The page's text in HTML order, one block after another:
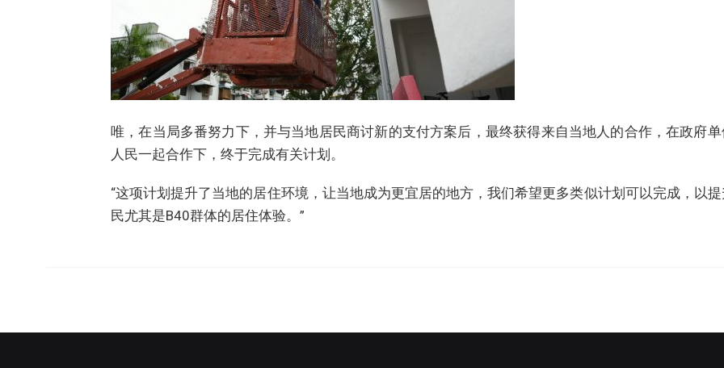
唯，在当局多番努力下，并与当地居民商讨新的支付方案后，最终获得来自当地人的合作，在政府单
人民一起合作下，终于完成有关计划。
“这项计划提升了当地的居住环境，让当地成为更宜居的地方，我们希望更多类似计划可以完成，以提
民尤其是B40群体的居住体验。”